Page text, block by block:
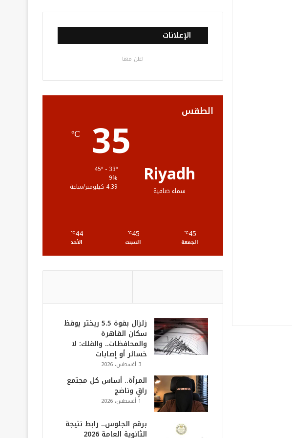
س
ب
ك
ي
ت
ت
ي
و
ب
س
ت
ر
خ
ص
ل
ق
R
الإعلانات
اعلن معنا
الطقس
Riyadh
سماء صافية
35
℃
9%
4.39 كيلومتر/ساعة
45
℃
الجمعة
45
℃
السبت
44
℃
الأحد
زلزال بقوة 5.5 ريختر يوقظ
سكان القاهرة
والمحافظات.. والفلك: لا
خسائر أو إصابات
3 أغسطس، 2026
المرأة.. أساس كل مجتمع
راقٍ وناضج
1 أغسطس، 2026
برقم الجلوس.. رابط نتيجة
الثانوية العامة 2026